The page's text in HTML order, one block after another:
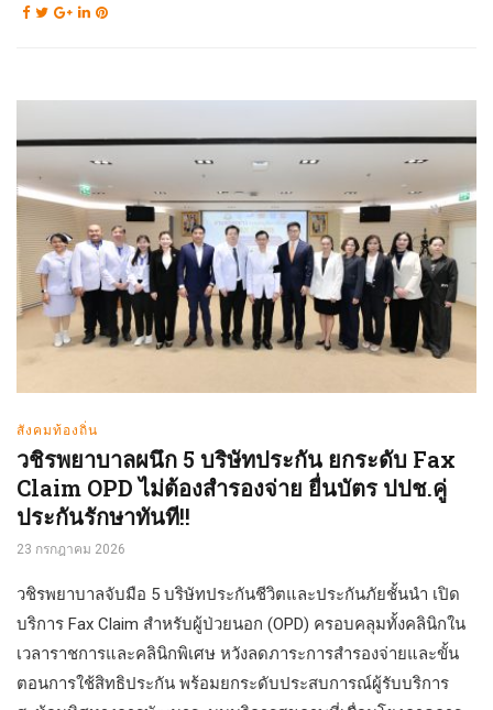
สังคมท้องถิ่น
วชิรพยาบาลผนึก 5 บริษัทประกัน ยกระดับ Fax
Claim OPD ไม่ต้องสำรองจ่าย ยื่นบัตร ปปช.คู่
ประกันรักษาทันที!!
23 กรกฎาคม 2026
วชิรพยาบาลจับมือ 5 บริษัทประกันชีวิตและประกันภัยชั้นนำ เปิด
บริการ Fax Claim สำหรับผู้ป่วยนอก (OPD) ครอบคลุมทั้งคลินิกใน
เวลาราชการและคลินิกพิเศษ หวังลดภาระการสำรองจ่ายและขั้น
ตอนการใช้สิทธิประกัน พร้อมยกระดับประสบการณ์ผู้รับบริการ